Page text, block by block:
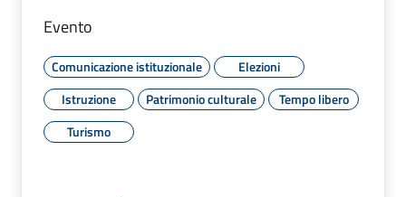
Evento
Comunicazione istituzionale
Elezioni
Istruzione
Patrimonio culturale
Tempo libero
Turismo